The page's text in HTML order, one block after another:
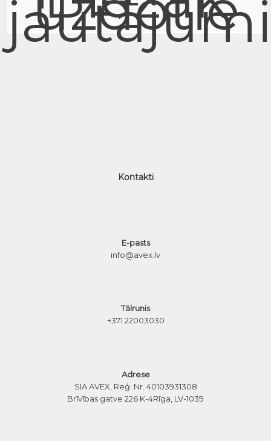
Kontakti
E-pasts
info@avex.lv
Tālrunis
+371 22003030
Adrese
SIA AVEX, Reģ. Nr. 40103931308
Brīvības gatve 226 K-4Rīga, LV-1039